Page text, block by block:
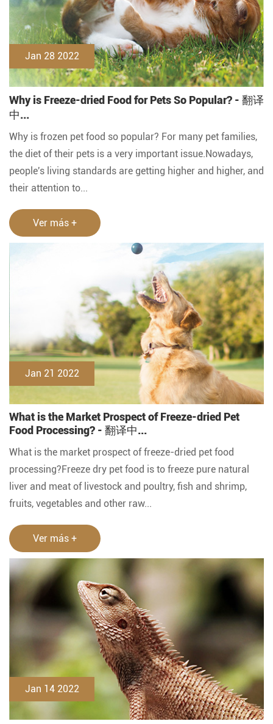
Jan 28 2022
Why is Freeze-dried Food for Pets So Popular? - 翻译
中...
Why is frozen pet food so popular? For many pet families,
the diet of their pets is a very important issue.Nowadays,
people's living standards are getting higher and higher, and
their attention to...
Ver más +
Jan 21 2022
What is the Market Prospect of Freeze-dried Pet
Food Processing? - 翻译中...
What is the market prospect of freeze-dried pet food
processing?Freeze dry pet food is to freeze pure natural
liver and meat of livestock and poultry, fish and shrimp,
fruits, vegetables and other raw...
Ver más +
Jan 14 2022